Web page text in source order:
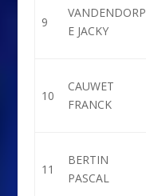
9
VANDENDORP
E JACKY
10
CAUWET
FRANCK
11
BERTIN
PASCAL